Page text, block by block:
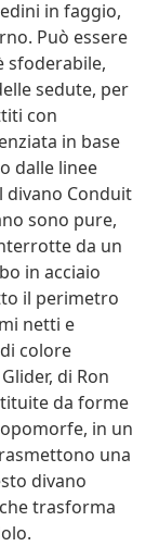
in faggio,
Può essere
sfoderabile,
sedute, per
con
in base
dalle linee
divano Conduit
sono pure,
da un
in acciaio
il perimetro
netti e
colore
di Ron
da forme
in un
una
divano
trasforma